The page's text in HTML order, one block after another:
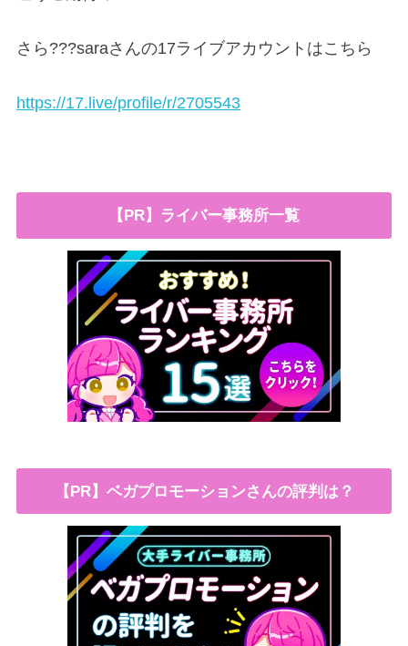
さら???saraさんの17ライブアカウントはこちら
https://17.live/profile/r/2705543
【PR】ライバー事務所一覧
【PR】ベガプロモーションさんの評判は？